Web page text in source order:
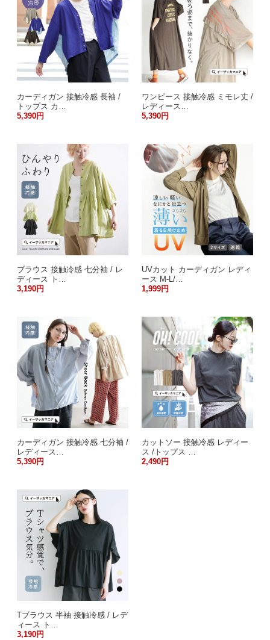
カーディガン 接触冷感 長袖 /
トップス カ…
5,390円
ワンピース 接触冷感 ミモレ丈 /
レディース…
5,390円
ブラウス 接触冷感 七分袖 / レ
ディース ト…
3,190円
UVカット カーディガン レディ
ース M-L/…
1,999円
カーディガン 接触冷感 七分袖 /
レディース…
5,390円
カットソー 接触冷感 レディー
ス /トップス …
2,490円
Tブラウス 半袖 接触冷感 / レデ
ィース ト…
3,190円